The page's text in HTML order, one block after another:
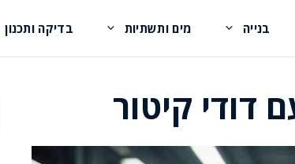
בנייה מים ותשתיות בדיקה ותכנון
דודי קיטור